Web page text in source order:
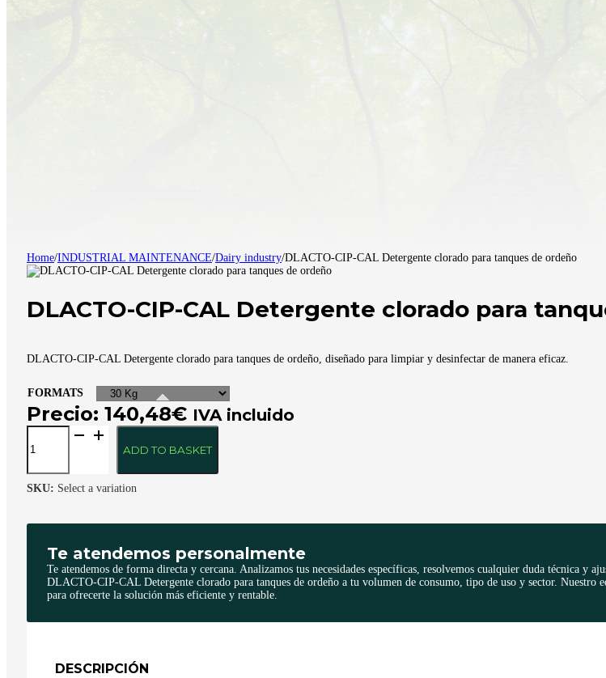
Home/INDUSTRIAL MAINTENANCE/Dairy industry/DLACTO-CIP-CAL Detergente clorado para tanques de ordeño
DLACTO-CIP-CAL Detergente clorado para
DLACTO-CIP-CAL Detergente clorado para tanques de ordeño, diseñado para limpiar y desinfectar de manera eficaz.
FORMATS
Precio: 140,48€ IVA incluido
DLACTO-
CIP-
CAL
clorado
para
de
quantity
ADD TO BASKET
SKU: Select a variation
Te atendemos personalmente
Te atendemos de forma directa y cercana. Analizamos tus necesidades específicas, resolvemos cualquier duda técnica y
DLACTO-CIP-CAL Detergente clorado para tanques de ordeño a tu volumen de consumo, tipo de uso y sector. Nuestro
para ofrecerte la solución más eficiente y rentable.
DESCRIPCIÓN